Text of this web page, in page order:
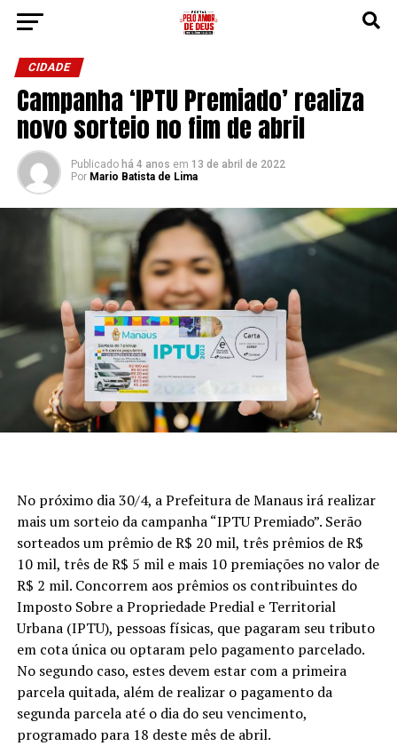
CIDADE
Campanha ‘IPTU Premiado’ realiza
novo sorteio no fim de abril
Publicado há 4 anos em 13 de abril de 2022
Por Mario Batista de Lima
No próximo dia 30/4, a Prefeitura de Manaus irá realizar
mais um sorteio da campanha “IPTU Premiado”. Serão
sorteados um prêmio de R$ 20 mil, três prêmios de R$
10 mil, três de R$ 5 mil e mais 10 premiações no valor de
R$ 2 mil. Concorrem aos prêmios os contribuintes do
Imposto Sobre a Propriedade Predial e Territorial
Urbana (IPTU), pessoas físicas, que pagaram seu tributo
em cota única ou optaram pelo pagamento parcelado.
No segundo caso, estes devem estar com a primeira
parcela quitada, além de realizar o pagamento da
segunda parcela até o dia do seu vencimento,
programado para 18 deste mês de abril.